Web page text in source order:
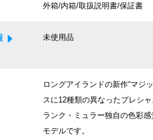
外箱/内箱/取扱説明書/保証書
未使用品
ロングアイランドの新作“マジ
スに12種類の異なったプレシ
ランク・ミュラー独自の色彩
モデルです。